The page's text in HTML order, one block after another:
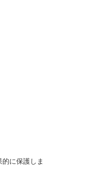
に保護しま